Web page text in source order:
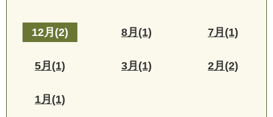
12月(2) 8月(1) 7月(1)
5月(1) 3月(1) 2月(2)
1月(1)